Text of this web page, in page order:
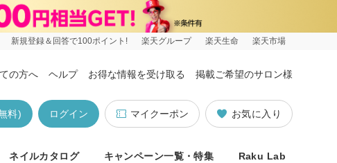
新規登録＆回答で100ポイント! 楽天グループ 楽天生命 楽天市場
の方へ ヘルプ お得な情報を受け取る 掲載ご希望のサロン様
お気に入り
マイクーポン
ログイン
料)
ネイルカタログ キャンペーン一覧・特集 Raku Lab